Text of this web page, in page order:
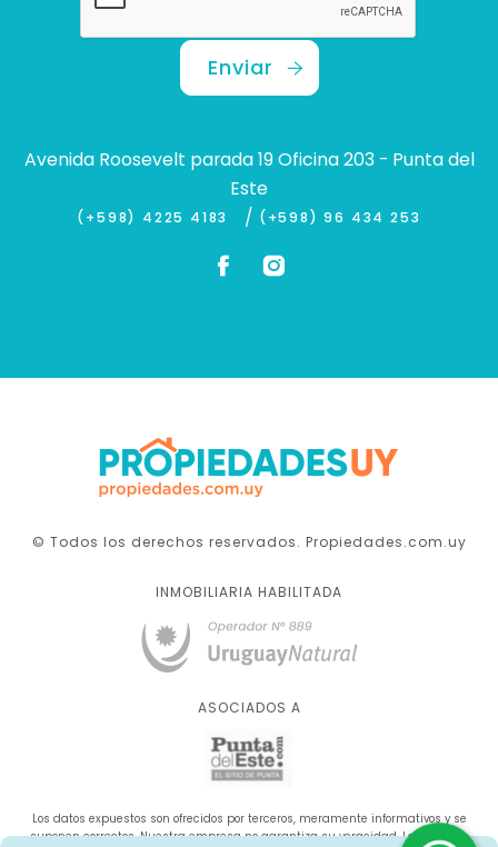
Enviar
Avenida Roosevelt parada 19 Oficina 203 - Punta del
Este
(+598) 4225 4183 / (+598) 96 434 253
© Todos los derechos reservados. Propiedades.com.uy
INMOBILIARIA HABILITADA
ASOCIADOS A
Los datos expuestos son ofrecidos por terceros, meramente informativos y se
suponen correctos. Nuestra empresa no garantiza su veracidad. La oferta se